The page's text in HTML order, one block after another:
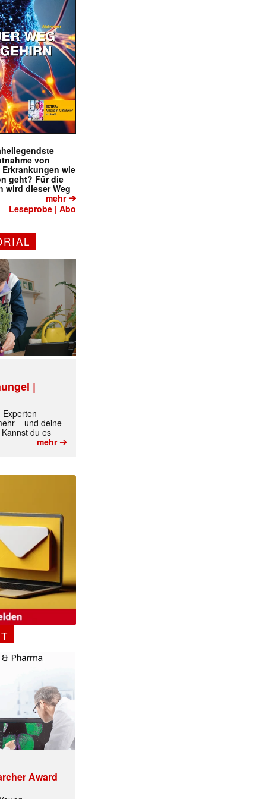
von
wie
geht? Für die
wird dieser Weg
mehr➔
Leseprobe |Abo
|
Experten
– und deine
du es
mehr➔
Award